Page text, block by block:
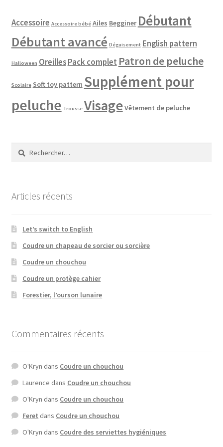
Accessoire Accessoire bébé Ailes Begginer Débutant
Débutant avancé Déguisement English pattern
Halloween Oreilles Pack complet Patron de peluche
Scolaire Soft toy pattern Supplément pour
peluche Trousse VisageVêtement de peluche
Rechercher :
Articles récents
Let’s switch to English
Coudre un chapeau de sorcier ou sorcière
Coudre un chouchou
Coudre un protège cahier
Forestier, l’ourson lunaire
Commentaires récents
O'Kryn dans Coudre un chouchou
Laurence dans Coudre un chouchou
O'Kryn dans Coudre un chouchou
Feret dans Coudre un chouchou
O'Kryn dans Coudre des serviettes hygiéniques